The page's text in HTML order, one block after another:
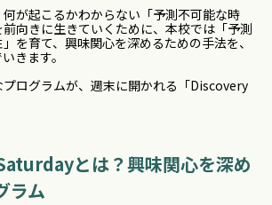
が起こるかわからない「予測不可能な時
向きに生きていくために、本校では「予測
を育て、興味関心を深めるための手法を、
きます。
ログラムが、週末に開かれる「Discovery
とは？興味関心を深め
ラム